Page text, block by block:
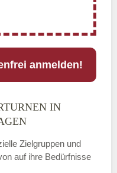
anmelden!
IN
Zielgruppen und
auf ihre Bedürfnisse